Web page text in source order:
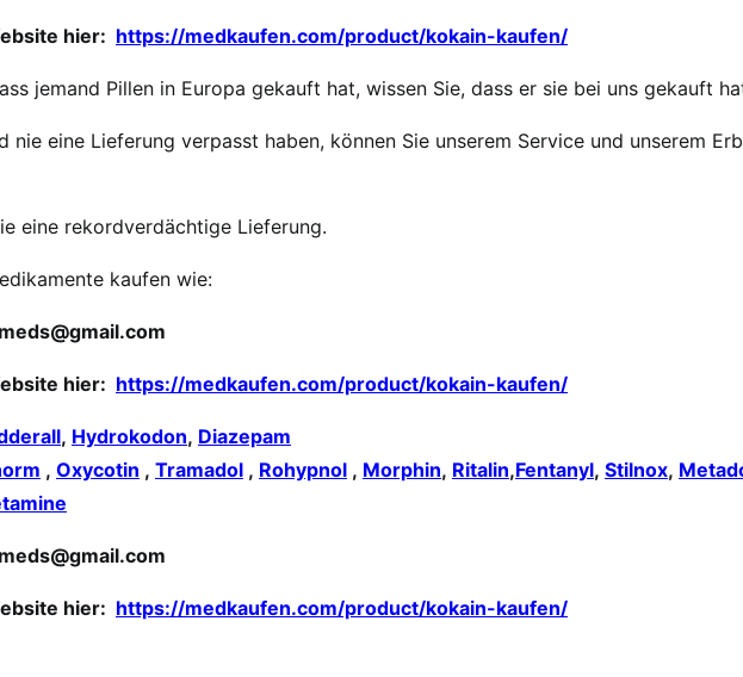
n
a
n
h
k
i
o
n
l
n
e
hier: https://medkaufen.com/product/kokain-kaufen/
jemand Pillen in Europa gekauft hat, wissen Sie, dass er sie bei uns gekauft
eine Lieferung verpasst haben, können Sie unserem Service und unserem
eine rekordverdächtige Lieferung.
kaufen wie:
hier: https://medkaufen.com/product/kokain-kaufen/
, Hydrokodon, Diazepam
, Oxycotin , Tramadol , Rohypnol , Morphin, Ritalin,Fentanyl, Stilnox,
hier: https://medkaufen.com/product/kokain-kaufen/